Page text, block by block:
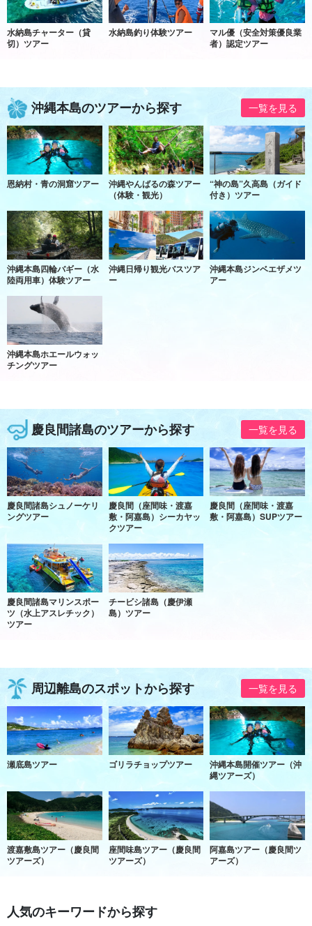
水納島チャーター（貸
切）ツアー
水納島釣り体験ツアー
マル優（安全対策優良業
者）認定ツアー
沖縄本島のツアーから探す 一覧を見る
恩納村・青の洞窟ツアー
沖縄やんばるの森ツアー
（体験・観光）
“神の島”久高島（ガイド
付き）ツアー
沖縄本島四輪バギー（水
陸両用車）体験ツアー
沖縄日帰り観光バスツア
ー
沖縄本島ジンベエザメツ
アー
沖縄本島ホエールウォッ
チングツアー
慶良間諸島のツアーから探す 一覧を見る
慶良間諸島シュノーケリ
ングツアー
慶良間（座間味・渡嘉
敷・阿嘉島）シーカヤッ
クツアー
慶良間（座間味・渡嘉
敷・阿嘉島）SUPツアー
慶良間諸島マリンスポー
ツ（水上アスレチック）
ツアー
チービシ諸島（慶伊瀬
島）ツアー
周辺離島のスポットから探す 一覧を見る
瀬底島ツアー ゴリラチョップツアー
沖縄本島開催ツアー（沖
縄ツアーズ）
渡嘉敷島ツアー（慶良間
ツアーズ）
座間味島ツアー（慶良間
ツアーズ）
阿嘉島ツアー（慶良間ツ
アーズ）
人気のキーワードから探す